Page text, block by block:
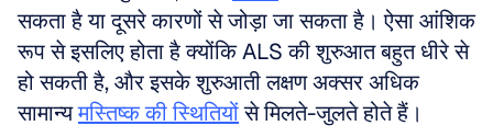
सकता है या दूसरे कारणों से जोड़ा जा सकता है। ऐसा आंशिक
रूप से इसलिए होता है क्योंकि ALS की शुरुआत बहुत धीरे से
हो सकती है, और इसके शुरुआती लक्षण अक्सर अधिक
सामान्य मस्तिष्क की स्थितियों से मिलते-जुलते होते हैं।